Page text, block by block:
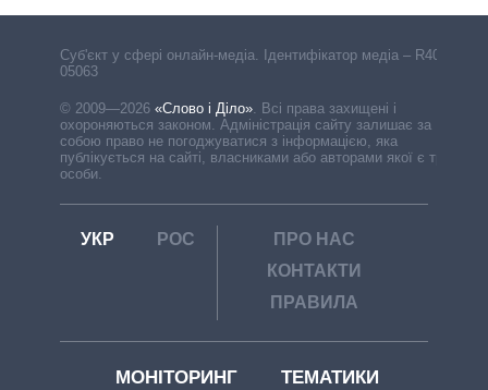
Cуб'єкт у сфері онлайн-медіа. Ідентифікатор медіа – R40-
05063
© 2009—2026 «Слово і Діло». Всі права захищені і
охороняються законом. Адміністрація сайту залишає за
собою право не погоджуватися з інформацією, яка
публікується на сайті, власниками або авторами якої є треті
особи.
УКР РОС
ПРО НАС
КОНТАКТИ
ПРАВИЛА
МОНІТОРИНГ ТЕМАТИКИ